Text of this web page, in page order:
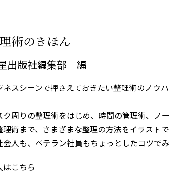
術のきほん
出版社編集部 編
ネスシーンで押さえておきたい整理術のノウ
ク周りの整理術をはじめ、時間の管理術、ノ
理術まで、さまざまな整理の方法をイラスト
会人も、ベテラン社員もちょっとしたコツで
はこちら